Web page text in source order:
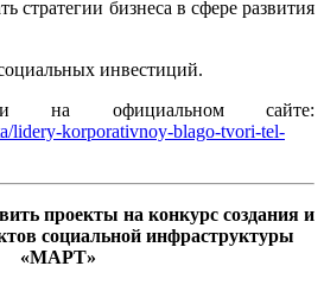
стратегии бизнеса в сфере развития
инвестиций.
на официальном сайте:
lidery-korporativnoy-blago-tvori-tel-
проекты на конкурс создания и
социальной инфраструктуры
«МАРТ»